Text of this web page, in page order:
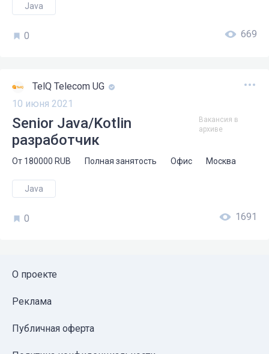
Java
0 669
TelQ Telecom UG
10 июня 2021
Senior Java/Kotlin
разработчик
Вакансия в
архиве
От 180000 RUB Полная занятость Офис Москва
Java
0 1691
О проекте
Реклама
Публичная оферта